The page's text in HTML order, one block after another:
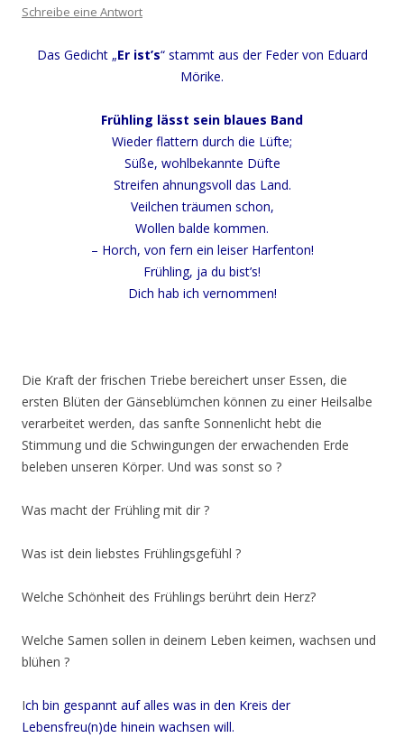
Schreibe eine Antwort
Das Gedicht „Er ist’s“ stammt aus der Feder von Eduard
Mörike.
Frühling lässt sein blaues Band
Wieder flattern durch die Lüfte;
Süße, wohlbekannte Düfte
Streifen ahnungsvoll das Land.
Veilchen träumen schon,
Wollen balde kommen.
– Horch, von fern ein leiser Harfenton!
Frühling, ja du bist’s!
Dich hab ich vernommen!
Die Kraft der frischen Triebe bereichert unser Essen, die
ersten Blüten der Gänseblümchen können zu einer Heilsalbe
verarbeitet werden, das sanfte Sonnenlicht hebt die
Stimmung und die Schwingungen der erwachenden Erde
beleben unseren Körper. Und was sonst so ?
Was macht der Frühling mit dir ?
Was ist dein liebstes Frühlingsgefühl ?
Welche Schönheit des Frühlings berührt dein Herz?
Welche Samen sollen in deinem Leben keimen, wachsen und
blühen ?
Ich bin gespannt auf alles was in den Kreis der
Lebensfreu(n)de hinein wachsen will.